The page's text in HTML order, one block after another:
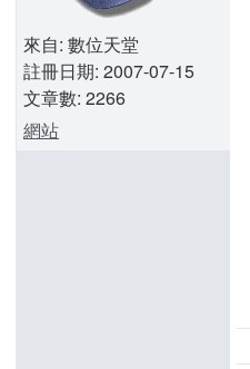
來自: 數位天堂
註冊日期: 2007-07-15
文章數: 2266
網站